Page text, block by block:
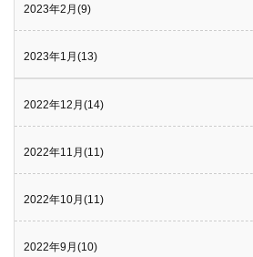
2023年2月(9)
2023年1月(13)
2022年12月(14)
2022年11月(11)
2022年10月(11)
2022年9月(10)